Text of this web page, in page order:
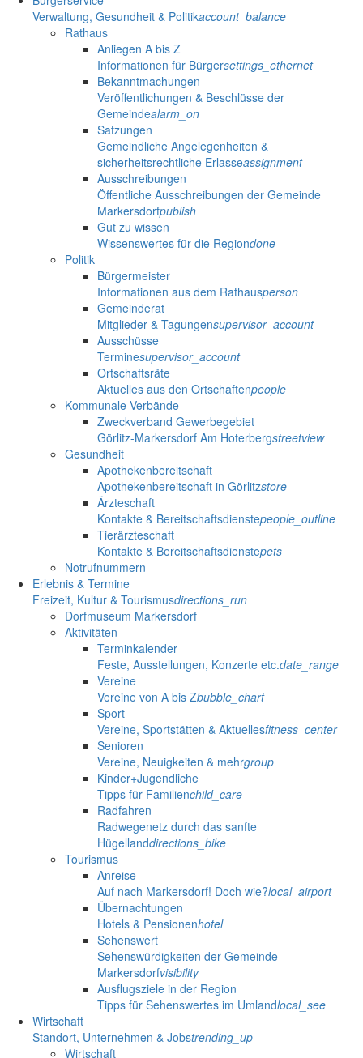
Verwaltung, Gesundheit & Politikaccount_balance
Rathaus
Anliegen A bis Z
Informationen für Bürgersettings_ethernet
Bekanntmachungen
Veröffentlichungen & Beschlüsse der
Gemeindealarm_on
Satzungen
Gemeindliche Angelegenheiten &
sicherheitsrechtliche Erlasseassignment
Ausschreibungen
Öffentliche Ausschreibungen der Gemeinde
Markersdorfpublish
Gut zu wissen
Wissenswertes für die Regiondone
Politik
Bürgermeister
Informationen aus dem Rathausperson
Gemeinderat
Mitglieder & Tagungensupervisor_account
Ausschüsse
Terminesupervisor_account
Ortschaftsräte
Aktuelles aus den Ortschaftenpeople
Kommunale Verbände
Zweckverband Gewerbegebiet
Görlitz-Markersdorf Am Hoterbergstreetview
Gesundheit
Apothekenbereitschaft
Apothekenbereitschaft in Görlitzstore
Ärzteschaft
Kontakte & Bereitschaftsdienstepeople_outline
Tierärzteschaft
Kontakte & Bereitschaftsdienstepets
Notrufnummern
Erlebnis & Termine
Freizeit, Kultur & Tourismusdirections_run
Dorfmuseum Markersdorf
Aktivitäten
Terminkalender
Feste, Ausstellungen, Konzerte etc.date_range
Vereine
Vereine von A bis Zbubble_chart
Sport
Vereine, Sportstätten & Aktuellesfitness_center
Senioren
Vereine, Neuigkeiten & mehrgroup
Kinder+Jugendliche
Tipps für Familienchild_care
Radfahren
Radwegenetz durch das sanfte
Hügellanddirections_bike
Tourismus
Anreise
Auf nach Markersdorf! Doch wie?local_airport
Übernachtungen
Hotels & Pensionenhotel
Sehenswert
Sehenswürdigkeiten der Gemeinde
Markersdorfvisibility
Ausflugsziele in der Region
Tipps für Sehenswertes im Umlandlocal_see
Wirtschaft
Standort, Unternehmen & Jobstrending_up
Wirtschaft